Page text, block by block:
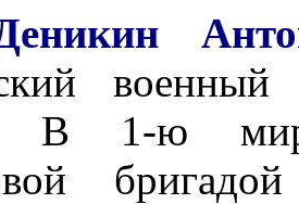
военный
В 1-ю